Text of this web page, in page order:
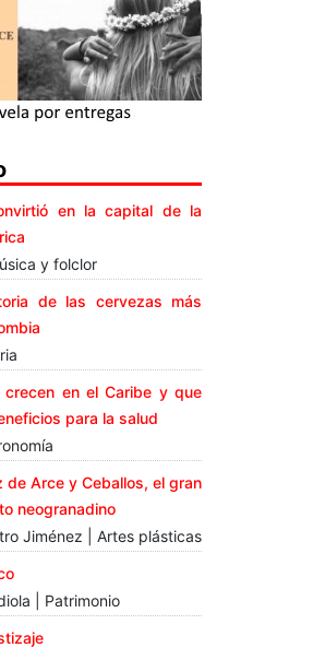
en la capital de la
y folclor
de las cervezas más
en el Caribe y que
para la salud
de Arce y Ceballos, el gran
neogranadino
Jiménez | Artes plásticas
| Patrimonio